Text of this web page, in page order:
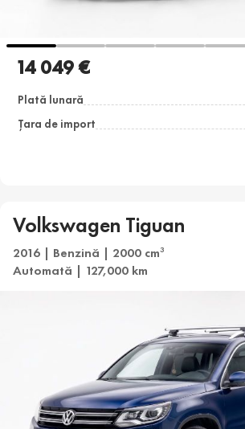
14 049 €
Plată lunară
Țara de import
Volkswagen Tiguan
2016 | Benzină | 2000 cm3
Automată | 127,000 km